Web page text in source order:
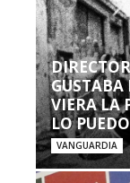
GUSTABA
VIERA LA
LO
VANGUARDIA